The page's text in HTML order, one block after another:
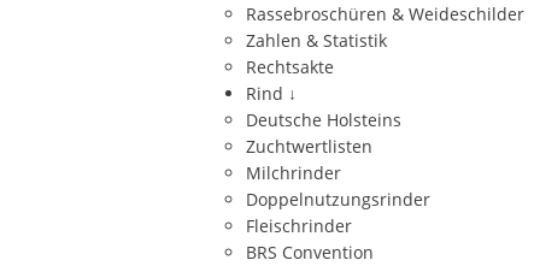
Rassebroschüren & Weideschilder
Zahlen & Statistik
Rechtsakte
Rind ↓
Deutsche Holsteins
Zuchtwertlisten
Milchrinder
Doppelnutzungsrinder
Fleischrinder
BRS Convention